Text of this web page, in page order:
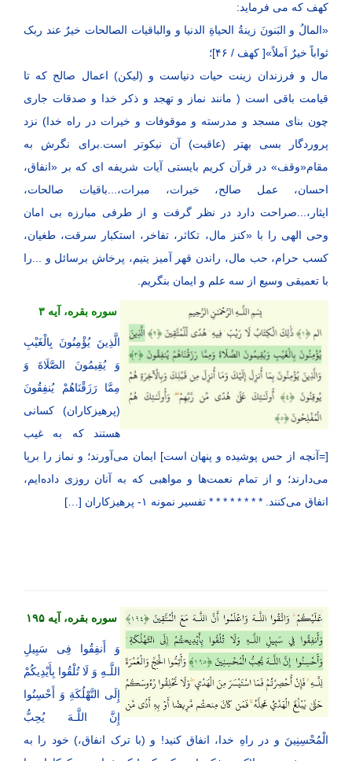
کهف که می فرماید:
«المالُ و البَنونَ زینةُ الحیاةِ الدنیا و والباقیات الصالحات خیرٌ عند ربک
ثواباً خیرٌ اَملاً»[ کهف / ۴۶]؛
مال و فرزندان زینت حیات دنیاست و (لیکن) اعمال صالح که تا
قیامت باقی است ( مانند نماز و تهجد و ذکر خدا و صدقات جاری
چون بنای مسجد و مدرسته و موقوفات و خیرات در راه خدا) نزد
پروردگار بسی بهتر (عاقبت) آن نیکوتر است.برای نگرش به
مقام«وقف» در قرآن کریم بایستی آیات شریفه ای که بر «انفاق،
احسان، عمل صالح، خیرات، مبرات،...باقیات صالحات،
ایثار،...صراحت دارد در نظر گرفت و از طرفی مبارزه بی امان
وحی الهی را با «کنز مال، تکاثر، تفاخر، استکبار سرقت، طغیان،
کسب حرام، حب مال، راندن قهر آمیز یتیم، پرخاش برسائل و ...را
با تعمیقی وسیع از سه علم و ایمان بنگریم.
سوره بقره، آیه ۳
الَّذِینَ یُؤْمِنُونَ بِالْغَیْبِ
وَ یُقِیمُونَ الصَّلَاةَ وَ
مِمَّا رَزَقْنَاهُمْ یُنفِقُونَ
(پرهیزکاران) کسانی
هستند که به غیب
[=آنچه از حس پوشیده و پنهان است‌] ایمان می‌آورند؛ و نماز را برپا
می‌دارند؛ و از تمام نعمت‌ها و مواهبی که به آنان روزی داده‌ایم،
انفاق می‌کنند. * * * * * * * * تفسیر نمونه ۱- پرهیزکاران […]
سوره بقره، آیه ۱۹۵
وَ أَنفِقُوا فِی سَبِیلِ
اللَّـهِ وَ لَا تُلْقُوا بِأَیْدِیكُمْ
إِلَى التَّهْلُكَةِ وَ أَحْسِنُوا
إِنَّ اللَّـهَ یُحِبُّ
الْمُحْسِنِینَ و در راهِ خدا، انفاق کنید! و (با ترک انفاق،) خود را به